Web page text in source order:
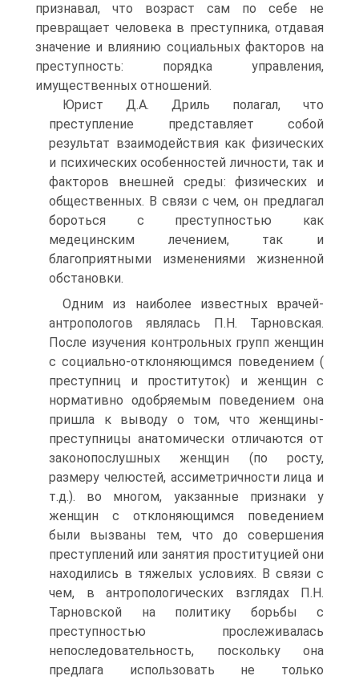
признавал, что возраст сам по себе не
превращает человека в преступника, отдавая
значение и влиянию социальных факторов на
преступность: порядка управления,
имущественных отношений.
Юрист Д.А. Дриль полагал, что
преступление представляет собой
результат взаимодействия как физических
и психических особенностей личности, так и
факторов внешней среды: физических и
общественных. В связи с чем, он предлагал
бороться с преступностью как
медецинским лечением, так и
благоприятными изменениями жизненной
обстановки.
Одним из наиболее известных врачей-
антропологов являлась П.Н. Тарновская.
После изучения контрольных групп женщин
с социально-отклоняющимся поведением (
преступниц и проституток) и женщин с
нормативно одобряемым поведением она
пришла к выводу о том, что женщины-
преступницы анатомически отличаются от
законопослушных женщин (по росту,
размеру челюстей, ассиметричности лица и
т.д.). во многом, уакзанные признаки у
женщин с отклоняющимся поведением
были вызваны тем, что до совершения
преступлений или занятия проституцией они
находились в тяжелых условиях. В связи с
чем, в антропологических взглядах П.Н.
Тарновской на политику борьбы с
преступностью прослеживалась
непоследовательность, поскольку она
предлага использовать не только